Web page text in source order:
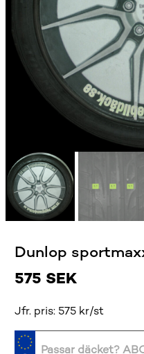
Dunlop
575 SEK
Jfr. pris: 575 kr/st